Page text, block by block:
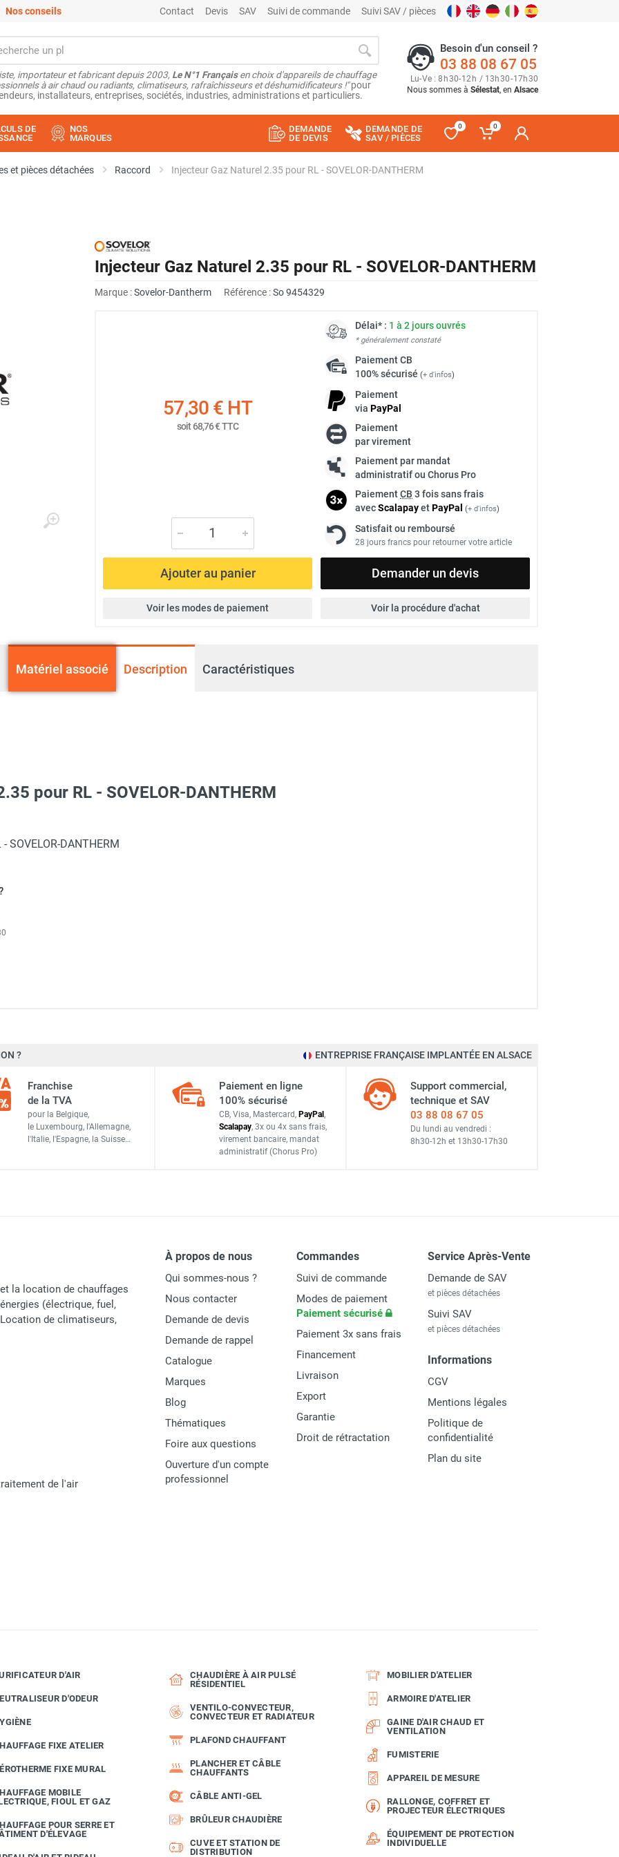
Nos conseils Contact Devis SAV Suivi de commande Suivi SAV / pièces
importateur et fabricant depuis 2003, Le N°1 Françaisen choix d'appareils de chauffage
à air chaud ou radiants, climatiseurs, rafraîchisseurs et déshumidificateurs !"pour
installateurs, entreprises, sociétés, industries, administrations et particuliers.
Besoin d'un conseil ?
03 88 08 67 05
Lu-Ve : 8h30-12h / 13h30-17h30
Nous sommes à Sélestat, en Alsace
DE
NOS
MARQUES
DEMANDE
DE DEVIS
DEMANDE DE
SAV / PIÈCES
0 0
et pièces détachées Raccord Injecteur Gaz Naturel 2.35 pour RL - SOVELOR-DANTHERM
Injecteur Gaz Naturel 2.35 pour RL - SOVELOR-DANTHERM
Marque :Sovelor-Dantherm Référence :So 9454329
57,30 € HT
soit68,76 €TTC
Délai* : 1 à 2 jours ouvrés
* généralement constaté
PaiementCB
100% sécurisé (+ d'infos)
Paiement
via PayPal
Paiement
par virement
Paiement par mandat
administratif ou Chorus Pro
PaiementCB 3 fois sans frais
avecScalapayetPayPal (+ d'infos)
Satisfait ou remboursé
28 jours francs pour retourner votre article
Ajouter au panier Demander un devis
Voir les modes de paiement Voir la procédure d'achat
Matériel associé Description Caractéristiques
RL29 - SOVELOR-DANTHERM
RL14 - SOVELOR-DANTHERM
RL14 - SOVELOR-DANTHERM
pour RL - SOVELOR-DANTHERM
SOVELOR-DANTHERM
Sovelor-Dantherm
9454329
? ENTREPRISE FRANÇAISE IMPLANTÉE EN ALSACE
Franchise
de la TVA
pour la Belgique,
le Luxembourg, l'Allemagne,
l'Italie, l'Espagne, la Suisse…
Paiement en ligne
100% sécurisé
CB, Visa, Mastercard, PayPal ,
Scalapay, 3x ou 4x sans frais,
virement bancaire, mandat
administratif (Chorus Pro)
Support commercial,
technique et SAV
03 88 08 67 05
Du lundi au vendredi :
8h30-12h et 13h30-17h30
la location de chauffages
(électrique, fuel,
de climatiseurs,
de l'air
À propos de nous
Qui sommes-nous ?
Nous contacter
Demande de devis
Demande de rappel
Catalogue
Marques
Blog
Thématiques
Foire aux questions
Ouverture d'un compte
professionnel
Commandes
Suivi de commande
Modes de paiement
Paiement sécurisé
Paiement 3x sans frais
Financement
Livraison
Export
Garantie
Droit de rétractation
Service Après-Vente
Demande de SAV
et pièces détachées
Suivi SAV
et pièces détachées
Informations
CGV
Mentions légales
Politique de
confidentialité
Plan du site
D'AIR
D'ODEUR
FIXE ATELIER
FIXE MURAL
MOBILE
FIOUL ET GAZ
POUR SERRE ET
D'ÉLEVAGE
CHAUDIÈRE À AIR PULSÉ
RÉSIDENTIEL
VENTILO-CONVECTEUR,
CONVECTEUR ET RADIATEUR
PLAFOND CHAUFFANT
PLANCHER ET CÂBLE
CHAUFFANTS
CÂBLE ANTI-GEL
BRÛLEUR CHAUDIÈRE
CUVE ET STATION DE
DISTRIBUTION
MOBILIER D'ATELIER
ARMOIRE D'ATELIER
GAINE D'AIR CHAUD ET
VENTILATION
FUMISTERIE
APPAREIL DE MESURE
RALLONGE, COFFRET ET
PROJECTEUR ÉLECTRIQUES
ÉQUIPEMENT DE PROTECTION
INDIVIDUELLE